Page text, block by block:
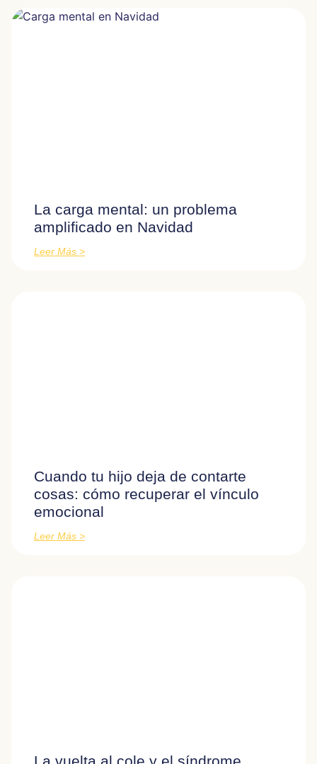
La carga mental: un problema
amplificado en Navidad
Leer Más >
Cuando tu hijo deja de contarte
cosas: cómo recuperar el vínculo
emocional
Leer Más >
La vuelta al cole y el síndrome